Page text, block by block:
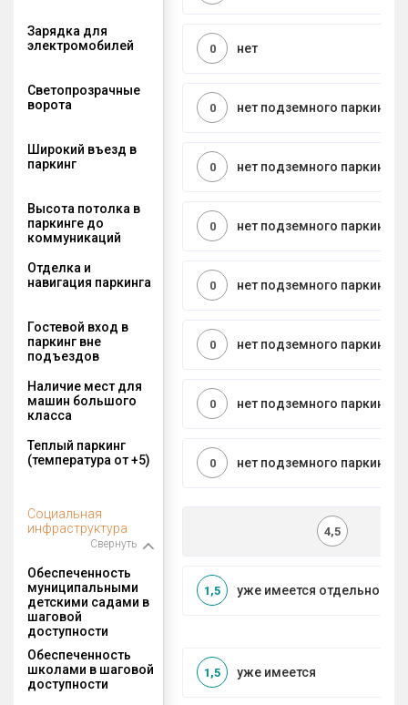
Зарядка для
электромобилей
нет
0
Светопрозрачные
ворота
нет подземного паркинга
0
Широкий въезд в
паркинг
нет подземного паркинга
0
Высота потолка в
паркинге до
коммуникаций
нет подземного паркинга
0
Отделка и
навигация паркинга
нет подземного паркинга
0
Гостевой вход в
паркинг вне
подъездов
нет подземного паркинга
0
Наличие мест для
машин большого
класса
нет подземного паркинга
0
Теплый паркинг
(температура от +5)
нет подземного паркинга
0
Социальная
инфраструктура
Свернуть
4,5
Обеспеченность
муниципальными
детскими садами в
шаговой
доступности
уже имеется
1,5
Обеспеченность
школами в шаговой
доступности
уже имеется
1,5